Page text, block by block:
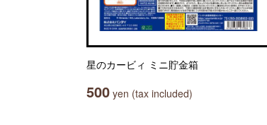
星のカービィ ミニ貯金箱
500 yen (tax included)